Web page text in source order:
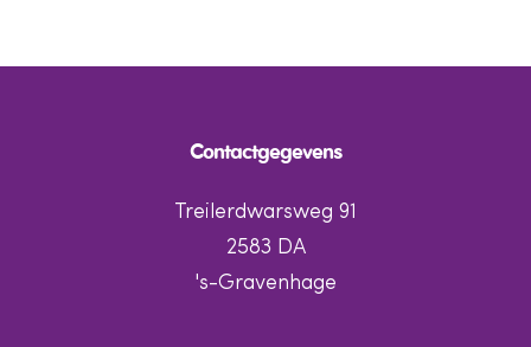
Contactgegevens
Treilerdwarsweg 91
2583 DA
's-Gravenhage